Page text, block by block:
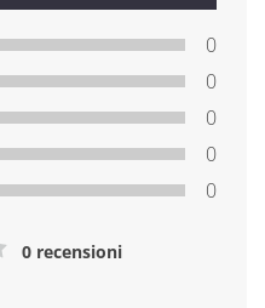
0
0
0
0
0
0 recensioni